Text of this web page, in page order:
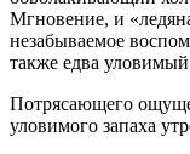
Мгновение, и
незабываемое
также едва уловимый
Потрясающего
уловимого запаха